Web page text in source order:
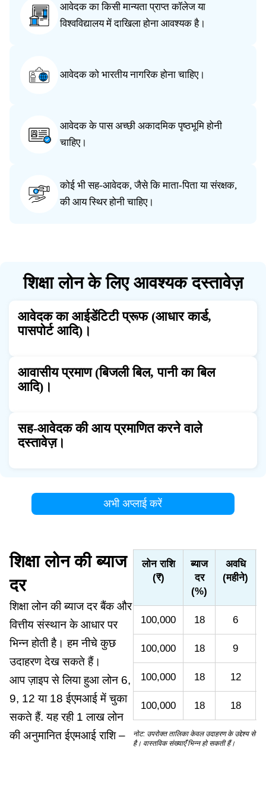
आवेदक का किसी मान्यता प्राप्त कॉलेज या
विश्वविद्यालय में दाखिला होना आवश्यक है।
आवेदक को भारतीय नागरिक होना चाहिए।
आवेदक के पास अच्छी अकादमिक पृष्ठभूमि होनी
चाहिए।
कोई भी सह-आवेदक, जैसे कि माता-पिता या संरक्षक,
की आय स्थिर होनी चाहिए।
शिक्षा लोन के लिए आवश्यक दस्तावेज़
आवेदक का आईडेंटिटी प्रूफ (आधार कार्ड,
पासपोर्ट आदि)।
आवासीय प्रमाण (बिजली बिल, पानी का बिल
आदि)।
सह-आवेदक की आय प्रमाणित करने वाले
दस्तावेज़।
अभी अप्लाई करें
शिक्षा लोन की ब्याज
दर
शिक्षा लोन की ब्याज दर बैंक और
वित्तीय संस्थान के आधार पर
भिन्न होती है। हम नीचे कुछ
उदाहरण देख सकते हैं।
आप ज़ाइप से लिया हुआ लोन 6,
9, 12 या 18 ईएमआई में चुका
सकते हैं. यह रही 1 लाख लोन
की अनुमानित ईएमआई राशि –
लोन राशि
(₹)
ब्याज
दर
(%)
अवधि
(महीने)
100,000 18 6
100,000 18 9
100,000 18 12
100,000 18 18
नोट: उपरोक्त तालिका केवल उदाहरण के उद्देश्य से
है। वास्तविक संख्याएँ भिन्न हो सकती हैं।